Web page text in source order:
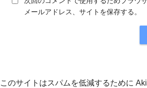
メールアドレス、サイトを保存する。
このサイトはスパムを低減するために